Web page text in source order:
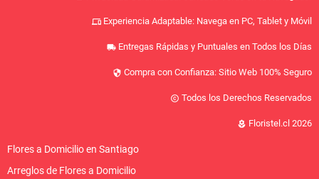
devices Experiencia Adaptable: Navega en PC, Tablet y Móvil
local_shipping Entregas Rápidas y Puntuales en Todos los Días
security Compra con Confianza: Sitio Web 100% Seguro
copyright Todos los Derechos Reservados
local_florist Floristel.cl 2026
Flores a Domicilio en Santiago
Arreglos de Flores a Domicilio